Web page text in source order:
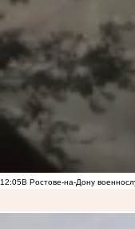
12:05В Ростове-на-Дону